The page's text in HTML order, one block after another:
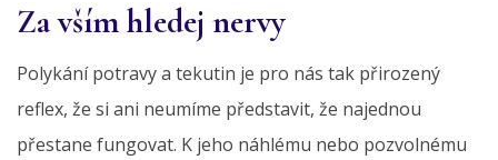
Za vším hledej nervy
Polykání potravy a tekutin je pro nás tak přirozený
reflex, že si ani neumíme představit, že najednou
přestane fungovat. K jeho náhlému nebo pozvolnému